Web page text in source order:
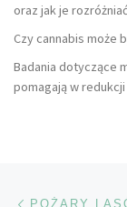
oraz jak je rozróżniać
Czy cannabis może
Badania dotyczące
pomagają w